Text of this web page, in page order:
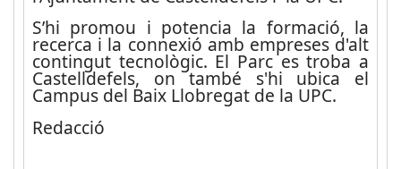
S’hi promou i potencia la formació, la
recerca i la connexió amb empreses d'alt
contingut tecnològic. El Parc es troba a
Castelldefels, on també s'hi ubica el
Campus del Baix Llobregat de la UPC.
Redacció